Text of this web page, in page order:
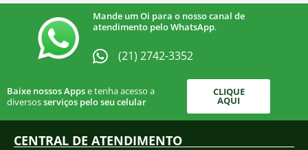
Mande um Oi para o nosso canal de
atendimento pelo WhatsApp.
(21) 2742-3352​
Baixe nossos Appse tenha acesso a
diversosserviços pelo seu celular
CLIQUE
AQUI
CENTRAL DE ATENDIMENTO